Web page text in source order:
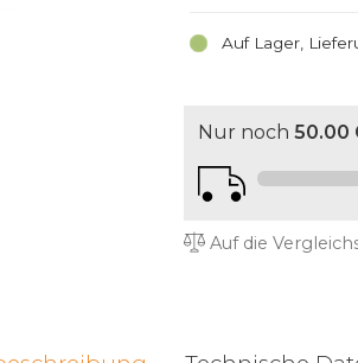
Auf Lager,
Nur noch 50.00
Auf die